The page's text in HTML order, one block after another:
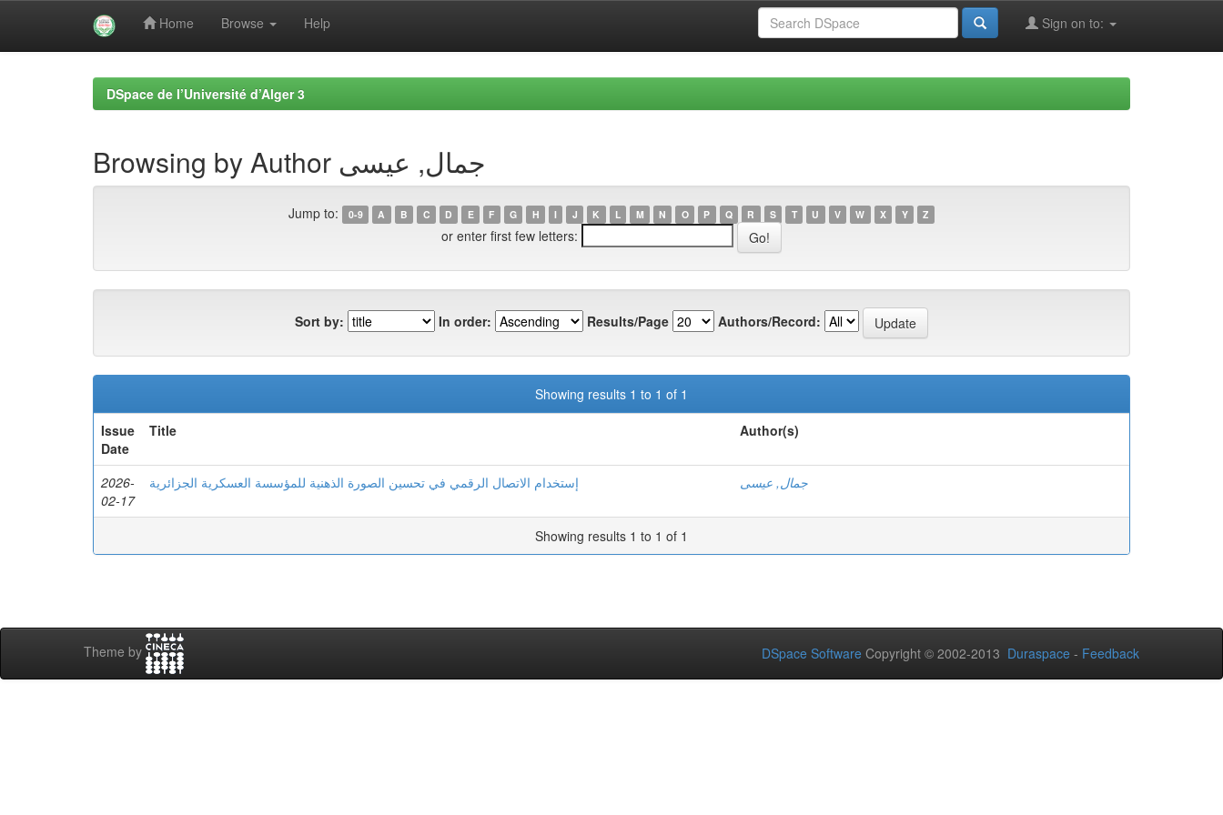
Home Browse Help Sign on to:
DSpace de l’Université d’Alger 3
Browsing by Author جمال, عيسى
Jump to: 0-9 A B C D E F G H I J K L M N O P Q R S T U V W X Y Z
or enter first few letters:
Sort by: In order: Results/Page Authors/Record:
Showing results 1 to 1 of 1
Issue
Date
Title Author(s)
2026-
02-17
إستخدام الاتصال الرقمي في تحسين الصورة الذهنية للمؤسسة العسكرية الجزائرية جمال, عيسى
Showing results 1 to 1 of 1
Theme by DSpace Software Copyright © 2002-2013 Duraspace - Feedback